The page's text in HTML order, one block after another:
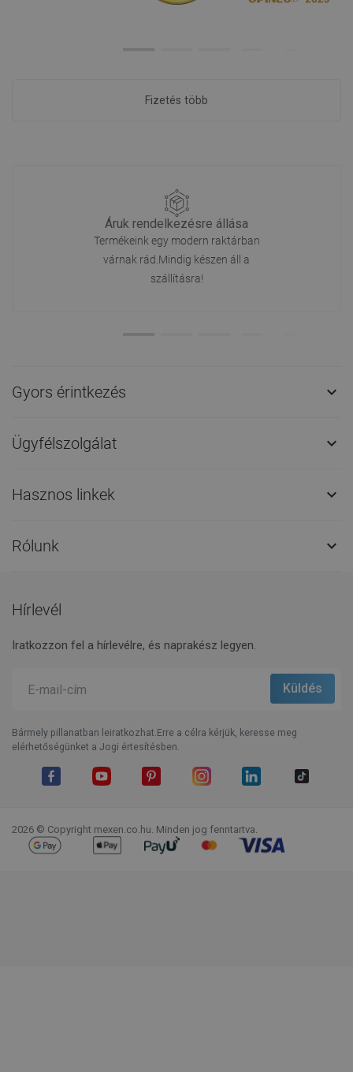
Fizetés több
Áruk rendelkezésre állása
Termékeink egy modern raktárban
várnak rád.Mindig készen áll a
szállításra!
Gyors érintkezés 
Ügyfélszolgálat 
Hasznos linkek 
Rólunk 
Hírlevél
Iratkozzon fel a hírlevélre, és naprakész legyen.
Bármely pillanatban leiratkozhat.Erre a célra kérjük, keresse meg
elérhetőségünket a Jogi értesítésben.
2026 © Copyright mexen.co.hu. Minden jog fenntartva.